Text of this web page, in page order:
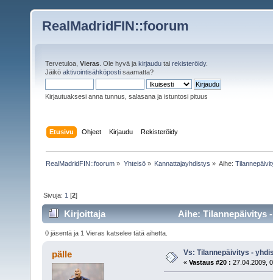
RealMadridFIN::foorum
Tervetuloa, Vieras . Ole hyvä ja kirjaudu tai rekisteröidy.
Jäikö aktivointisähköposti saamatta?
Kirjautuaksesi anna tunnus, salasana ja istuntosi pituus
Etusivu Ohjeet Kirjaudu Rekisteröidy
RealMadridFIN::foorum » Yhteisö» Kannattajayhdistys » Aihe:
Sivuja: 1 [2]
Kirjoittaja Aihe: Tilannepäivitys
0 jäsentä ja 1 Vieras katselee tätä aihetta.
pälle Vs: Tilannepäivitys -
« Vastaus #20 : 27.04.2009,